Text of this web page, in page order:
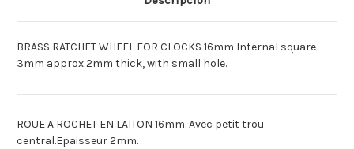
LATON LATON
BRASS RATCHET WHEEL FOR CLOCKS 16mm Internal square
3mm approx 2mm thick, with small hole.
ROUE A ROCHET EN LAITON 16mm. Avec petit trou
central.Epaisseur 2mm.